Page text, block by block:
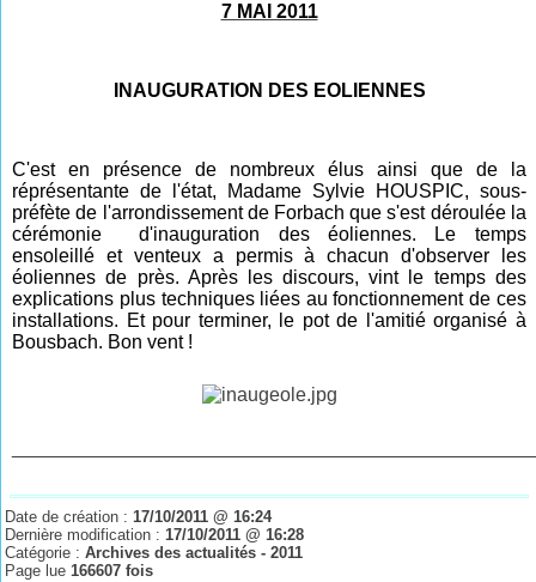
7 MAI 2011
INAUGURATION DES EOLIENNES
C'est en présence de nombreux élus ainsi que de la
réprésentante de l'état, Madame Sylvie HOUSPIC, sous-
préfète de l'arrondissement de Forbach que s'est déroulée la
cérémonie d'inauguration des éoliennes. Le temps
ensoleillé et venteux a permis à chacun d'observer les
éoliennes de près. Après les discours, vint le temps des
explications plus techniques liées au fonctionnement de ces
installations. Et pour terminer, le pot de l'amitié organisé à
Bousbach. Bon vent !
Date de création :17/10/2011 @ 16:24
Dernière modification :17/10/2011 @ 16:28
Catégorie :Archives des actualités - 2011
Page lue166607 fois